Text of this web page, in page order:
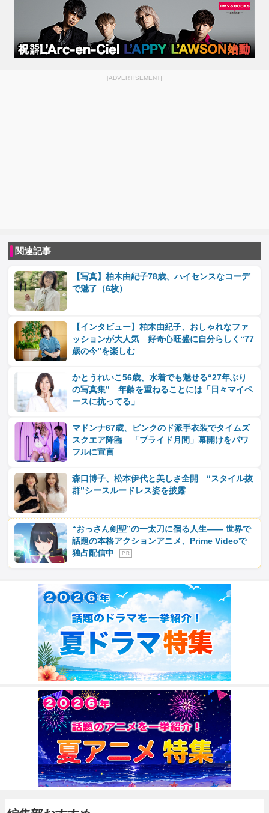
[ADVERTISEMENT]
関連記事
【写真】柏木由紀子78歳、ハイセンスなコーデ
で魅了（6枚）
【インタビュー】柏木由紀子、おしゃれなファ
ッションが大人気 好奇心旺盛に自分らしく“77
歳の今”を楽しむ
かとうれいこ56歳、水着でも魅せる“27年ぶり
の写真集” 年齢を重ねることには「日々マイペ
ースに抗ってる」
マドンナ67歳、ピンクのド派手衣装でタイムズ
スクエア降臨 「プライド月間」幕開けをパワ
フルに宣言
森口博子、松本伊代と美しさ全開 “スタイル抜
群”シースルードレス姿を披露
“おっさん剣聖”の一太刀に宿る人生―― 世界で
話題の本格アクションアニメ、Prime Videoで
独占配信中
P R